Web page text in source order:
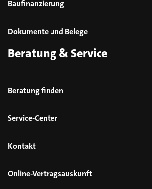
Baufinanzierung
Dokumente und Belege
Beratung & Service
Beratung finden
Service-Center
Kontakt
Online-Vertragsauskunft